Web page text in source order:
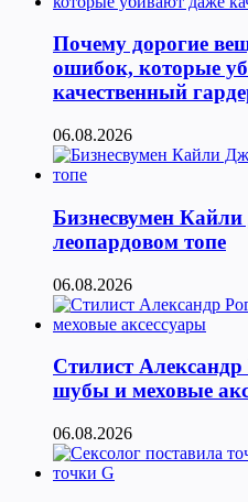
Почему дорогие
ошибок, которые
качественный
06.08.2026
Бизнесвумен
леопардовом топе
06.08.2026
Стилист
шубы и меховые
06.08.2026